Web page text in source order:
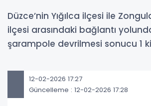
Düzce’nin Yığılca ilçesi ile
ilçesi arasındaki bağlantı
şarampole devrilmesi sonucu 1
12-02-2026 17:27
Güncelleme : 12-02-2026 17:28